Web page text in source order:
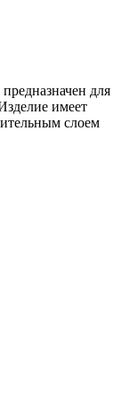
для
имеет
слоем